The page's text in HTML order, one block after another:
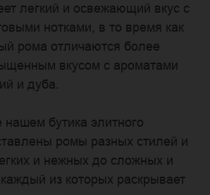
легкий и освежающий вкус с
нотками, в то время как
рома отличаются более
вкусом с ароматами
и дуба.
нашем бутика элитного
ромы разных стилей и
и нежных до сложных и
из которых раскрывает